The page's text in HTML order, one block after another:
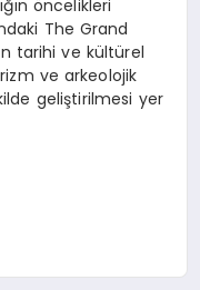
öncelikleri
The Grand
tarihi ve kültürel
ve arkeolojik
geliştirilmesi yer